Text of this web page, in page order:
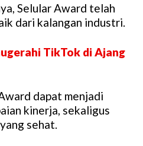
Selular Award telah
dari kalangan industri.
TikTok di Ajang
dapat menjadi
kinerja, sekaligus
sehat.